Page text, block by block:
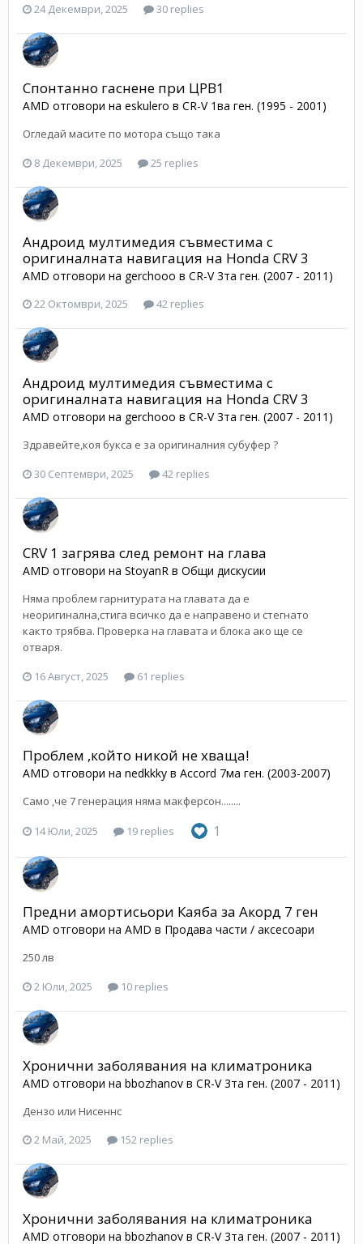
24 Декември, 2025
30 replies
Спонтанно гаснене при ЦРВ1
AMD отговори на eskulero в CR-V 1ва ген. (1995 - 2001)
Огледай масите по мотора също така
8 Декември, 2025
25 replies
Андроид мултимедия съвместима с
оригиналната навигация на Honda CRV 3
AMD отговори на gerchooo в CR-V 3та ген. (2007 - 2011)
22 Октомври, 2025 42 replies
Андроид мултимедия съвместима с
оригиналната навигация на Honda CRV 3
AMD отговори на gerchooo в CR-V 3та ген. (2007 - 2011)
Здравейте,коя букса е за оригиналния субуфер ?
30 Септември, 2025
42 replies
CRV 1 загрява след ремонт на глава
AMD отговори на StoyanR в Общи дискусии
Няма проблем гарнитурата на главата да е
неоригинална,стига всичко да е направено и стегнато
както трябва. Проверка на главата и блока ако ще се
отваря.
16 Август, 2025
61 replies
Проблем ,който никой не хваща!
AMD отговори на nedkkky в Accord 7ма ген. (2003-2007)
Само ,че 7 генерация няма макферсон........
14 Юли, 2025 19 replies 1
Предни амортисьори Каяба за Акорд 7 ген
AMD отговори на AMD в Продава части / аксесоари
250 лв
2 Юли, 2025
10 replies
Хронични заболявания на климатроника
AMD отговори на bbozhanov в CR-V 3та ген. (2007 - 2011)
Дензо или Нисеннс
2 Май, 2025
152 replies
Хронични заболявания на климатроника
AMD отговори на bbozhanov в CR-V 3та ген. (2007 - 2011)